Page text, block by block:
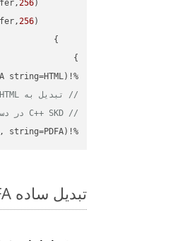
256
256
%!(EXTRA string=HTML)
// تبدیل به HTML با استفاده از Aspose.PDF
// C++ SKD در دسترس نیست
%!(EXTRA string=PDFA, string=HTML, string=PDFA)
تبدیل ساده CSV Files to PDFA روی C++ SDK